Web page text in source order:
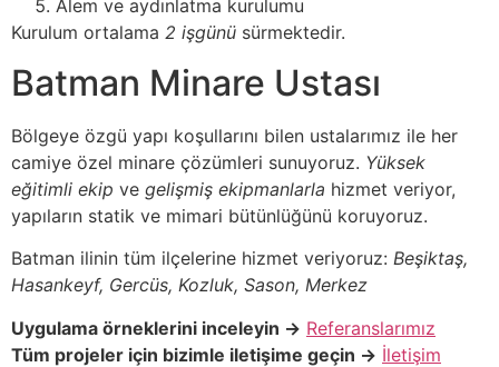
Alem ve aydınlatma kurulumu
Kurulum ortalama 2 işgünü sürmektedir.
Batman Minare Ustası
Bölgeye özgü yapı koşullarını bilen ustalarımız ile her
camiye özel minare çözümleri sunuyoruz. Yüksek
eğitimli ekip ve gelişmiş ekipmanlarla hizmet veriyor,
yapıların statik ve mimari bütünlüğünü koruyoruz.
Batman ilinin tüm ilçelerine hizmet veriyoruz: Beşiktaş,
Hasankeyf, Gercüs, Kozluk, Sason, Merkez
Uygulama örneklerini inceleyin → Referanslarımız
Tüm projeler için bizimle iletişime geçin → İletişim